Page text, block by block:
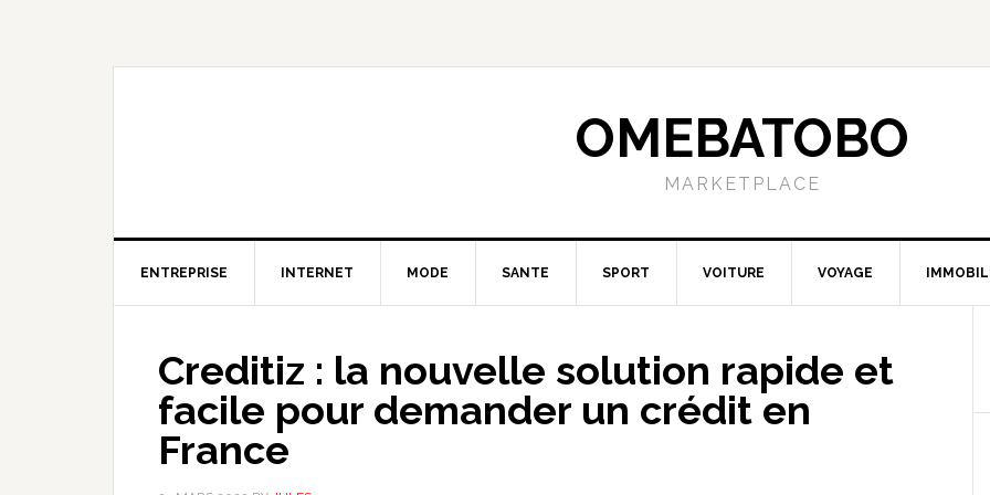
OMEBATOBO
MARKETPLACE
ENTREPRISE INTERNET MODE SANTE SPORT VOITURE VOYAGE
Creditiz : la nouvelle solution rapide et
facile pour demander un crédit en
France